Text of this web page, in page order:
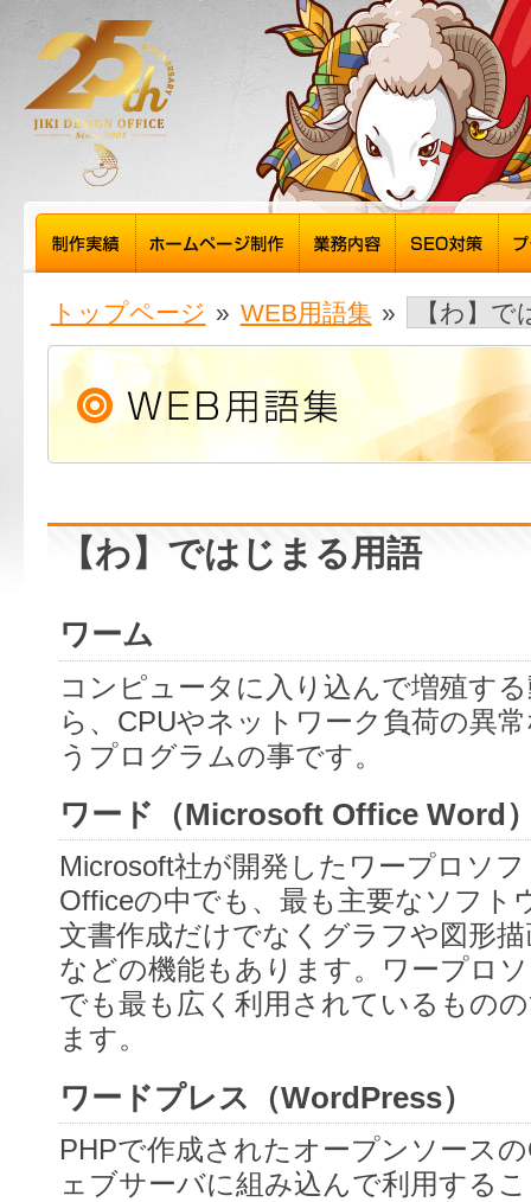
トップページ » WEB用語集 » 【わ】
【わ】ではじまる用語
ワーム
コンピュータに入り込んで増殖す
ら、CPUやネットワーク負荷の異
うプログラムの事です。
ワード（Microsoft Office Word
Microsoft社が開発したワープロソ
Officeの中でも、最も主要なソフト
文書作成だけでなくグラフや図形
などの機能もあります。ワープロ
でも最も広く利用されているもの
ます。
ワードプレス（WordPress）
PHPで作成されたオープンソース
ェブサーバに組み込んで利用する